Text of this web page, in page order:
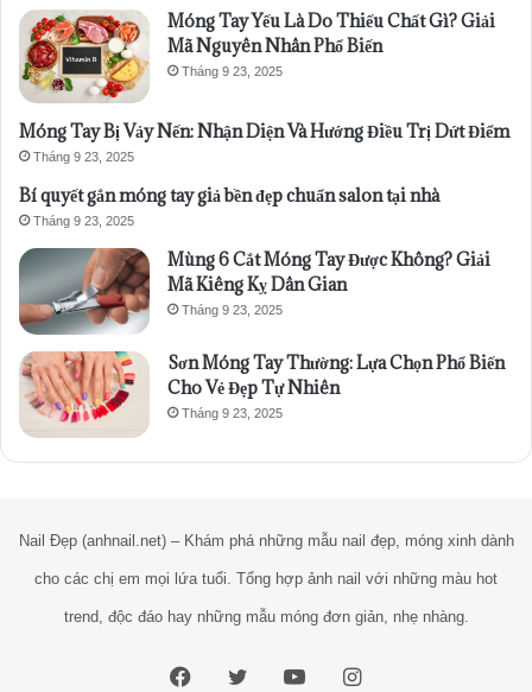
Móng Tay Yếu Là Do Thiếu Chất Gì? Giải
Mã Nguyên Nhân Phổ Biến
Tháng 9 23, 2025
Móng Tay Bị Vảy Nến: Nhận Diện Và Hướng Điều Trị Dứt Điểm
Tháng 9 23, 2025
Bí quyết gắn móng tay giả bền đẹp chuẩn salon tại nhà
Tháng 9 23, 2025
Mùng 6 Cắt Móng Tay Được Không? Giải
Mã Kiêng Kỵ Dân Gian
Tháng 9 23, 2025
Sơn Móng Tay Thường: Lựa Chọn Phổ Biến
Cho Vẻ Đẹp Tự Nhiên
Tháng 9 23, 2025
Nail Đẹp (anhnail.net) – Khám phá những mẫu nail đẹp, móng xinh dành
cho các chị em mọi lứa tuổi. Tổng hợp ảnh nail với những màu hot
trend, độc đáo hay những mẫu móng đơn giản, nhẹ nhàng.
FacebookTwitterYouTubeInstagram